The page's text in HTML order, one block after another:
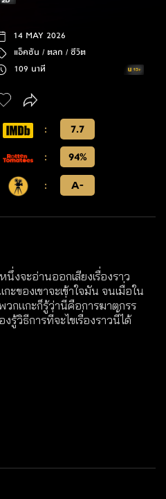
14 MAY 2026
แอ็คชัน / ตลก /ชีวิต
109 นาที
:
7.7
:
94%
:
A-
งจะอ่านออกเสียงเรื่องราว
ของเขาจะเข้าใจมัน จนเมื่อใน
กแกะก็รู้ว่านี่คือการฆาตกรร
รู้วิธีการที่จะไขเรื่องราวนี้ได้